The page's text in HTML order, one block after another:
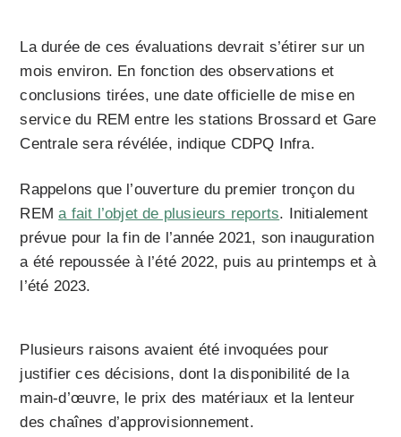
La durée de ces évaluations devrait s’étirer sur un
mois environ. En fonction des observations et
conclusions tirées, une date officielle de mise en
service du REM entre les stations Brossard et Gare
Centrale sera révélée, indique CDPQ Infra.
Rappelons que l’ouverture du premier tronçon du
REMa fait l’objet de plusieurs reports. Initialement
prévue pour la fin de l’année 2021, son inauguration
a été repoussée à l’été 2022, puis au printemps et à
l’été 2023.
Plusieurs raisons avaient été invoquées pour
justifier ces décisions, dont la disponibilité de la
main-d’œuvre, le prix des matériaux et la lenteur
des chaînes d’approvisionnement.